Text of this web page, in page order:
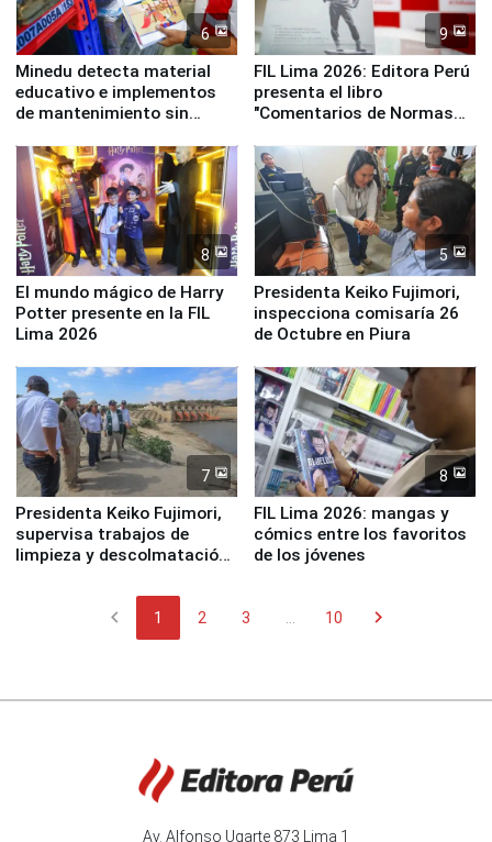
6
Minedu detecta material
educativo e implementos
de mantenimiento sin
la UGEL 2
9
FIL Lima 2026: Editora Perú
presenta el libro
"Comentarios de Normas
Derecho Colectivo"
8
El mundo mágico de Harry
Potter presente en la FIL
Lima 2026
5
Presidenta Keiko Fujimori,
inspecciona comisaría 26
de Octubre en Piura
7
Presidenta Keiko Fujimori,
supervisa trabajos de
limpieza y descolmatación
8
FIL Lima 2026: mangas y
cómics entre los favoritos
de los jóvenes
chevron_left 1 2 3 10 chevron_right
Av. Alfonso Ugarte 873 Lima 1